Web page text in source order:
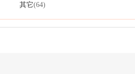
其它(64)